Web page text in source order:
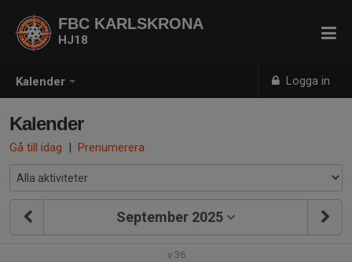
Kalender Logga in
FBC KARLSKRONA
HJ18
Kalender
Gå till idag | Prenumerera
September 2025
v.36